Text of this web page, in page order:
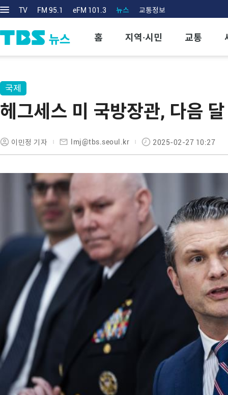
TV FM 95.1 eFM 101.3 뉴스 교통정보
홈 지역·시민 교통
국제
헤그세스 미 국방장관, 다음
이민정 기자 lmj@tbs.seoul.kr 2025-02-27 10:27